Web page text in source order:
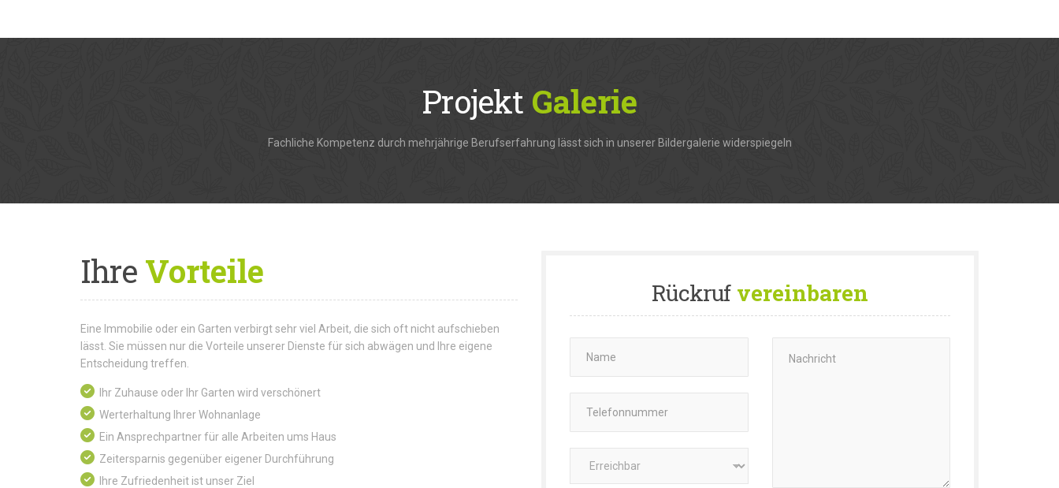
Projekt Galerie
Fachliche Kompetenz durch mehrjährige Berufserfahrung lässt sich in unserer Bildergalerie widerspiegeln
IhreVorteile
Eine Immobilie oder ein Garten verbirgt sehr viel Arbeit, die sich oft nicht aufschieben
lässt. Sie müssen nur die Vorteile unserer Dienste für sich abwägen und Ihre eigene
Entscheidung treffen.
Ihr Zuhause oder Ihr Garten wird verschönert
Werterhaltung Ihrer Wohnanlage
Ein Ansprechpartner für alle Arbeiten ums Haus
Zeitersparnis gegenüber eigener Durchführung
Ihre Zufriedenheit ist unser Ziel
Rückrufvereinbaren